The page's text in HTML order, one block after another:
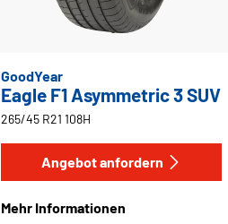
GoodYear
Eagle F1 Asymmetric 3 SUV
265/45 R21 108H
Angebot anfordern
Mehr Informationen